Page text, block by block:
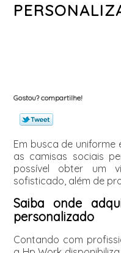
Gostou? compartilhe!
Em busca de uniforme
as camisas sociais
possível obter um
sofisticado, além de
Saiba onde
personalizado
Contando com